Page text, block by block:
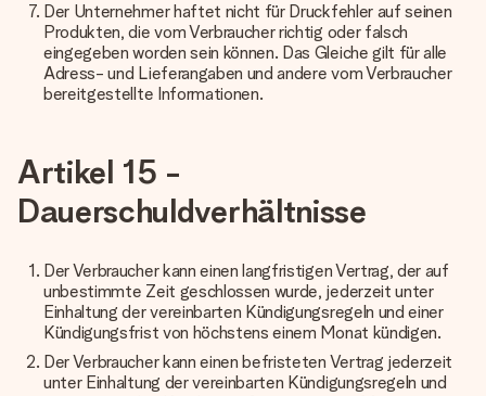
Der Unternehmer haftet nicht für Druckfehler auf seinen
Produkten, die vom Verbraucher richtig oder falsch
eingegeben worden sein können. Das Gleiche gilt für alle
Adress- und Lieferangaben und andere vom Verbraucher
bereitgestellte Informationen.
Artikel 15 -
Dauerschuldverhältnisse
Der Verbraucher kann einen langfristigen Vertrag, der auf
unbestimmte Zeit geschlossen wurde, jederzeit unter
Einhaltung der vereinbarten Kündigungsregeln und einer
Kündigungsfrist von höchstens einem Monat kündigen.
Der Verbraucher kann einen befristeten Vertrag jederzeit
unter Einhaltung der vereinbarten Kündigungsregeln und